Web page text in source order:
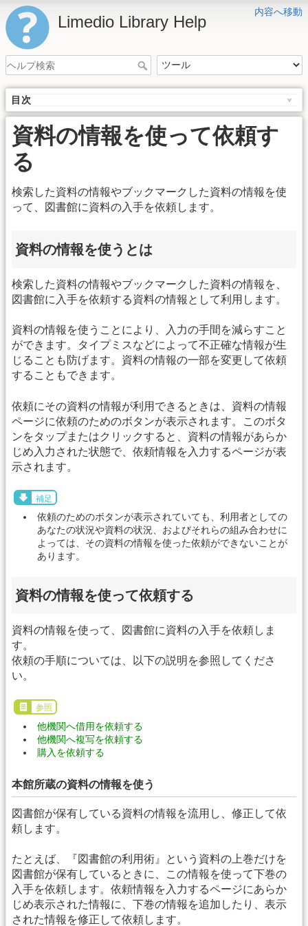
内容へ移動
Limedio Library Help
目次
資料の情報を使って依頼す
る
検索した資料の情報やブックマークした資料の情報を使
って、図書館に資料の入手を依頼します。
資料の情報を使うとは
検索した資料の情報やブックマークした資料の情報を、
図書館に入手を依頼する資料の情報として利用します。
資料の情報を使うことにより、入力の手間を減らすこと
ができます。タイプミスなどによって不正確な情報が生
じることも防げます。資料の情報の一部を変更して依頼
することもできます。
依頼にその資料の情報が利用できるときは、資料の情報
ページに依頼のためのボタンが表示されます。このボタ
ンをタップまたはクリックすると、資料の情報があらか
じめ入力された状態で、依頼情報を入力するページが表
示されます。
補足
依頼のためのボタンが表示されていても、利用者としての
あなたの状況や資料の状況、およびそれらの組み合わせに
よっては、その資料の情報を使った依頼ができないことが
あります。
資料の情報を使って依頼する
資料の情報を使って、図書館に資料の入手を依頼しま
す。
依頼の手順については、以下の説明を参照してくださ
い。
参照
他機関へ借用を依頼する
他機関へ複写を依頼する
購入を依頼する
本館所蔵の資料の情報を使う
図書館が保有している資料の情報を流用し、修正して依
頼します。
たとえば、『図書館の利用術』という資料の上巻だけを
図書館が保有しているときに、この情報を使って下巻の
入手を依頼します。依頼情報を入力するページにあらか
じめ表示された情報に、下巻の情報を追加したり、表示
された情報を修正して依頼します。